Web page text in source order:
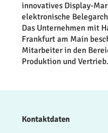
innovatives Display-
elektronische
Das Unternehmen mit
Frankfurt am Main
Mitarbeiter in den
Produktion und Vertrieb.
Kontaktdaten